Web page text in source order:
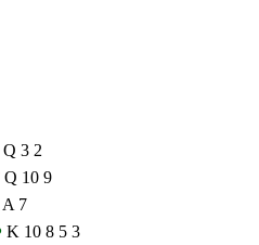
Q 3 2
Q 10 9
A 7
K 10 8 5 3